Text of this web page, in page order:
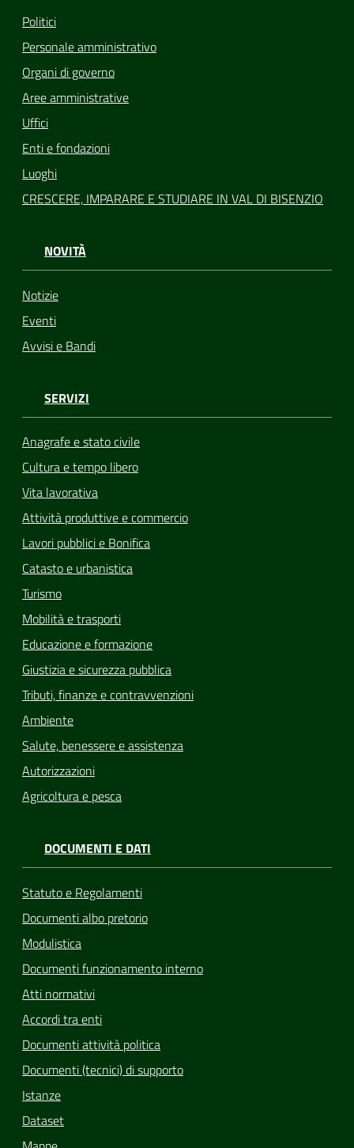
Politici
Personale amministrativo
Organi di governo
Aree amministrative
Uffici
Enti e fondazioni
Luoghi
CRESCERE, IMPARARE E STUDIARE IN VAL DI BISENZIO
NOVITÀ
Notizie
Eventi
Avvisi e Bandi
SERVIZI
Anagrafe e stato civile
Cultura e tempo libero
Vita lavorativa
Attività produttive e commercio
Lavori pubblici e Bonifica
Catasto e urbanistica
Turismo
Mobilità e trasporti
Educazione e formazione
Giustizia e sicurezza pubblica
Tributi, finanze e contravvenzioni
Ambiente
Salute, benessere e assistenza
Autorizzazioni
Agricoltura e pesca
DOCUMENTI E DATI
Statuto e Regolamenti
Documenti albo pretorio
Modulistica
Documenti funzionamento interno
Atti normativi
Accordi tra enti
Documenti attività politica
Documenti (tecnici) di supporto
Istanze
Dataset